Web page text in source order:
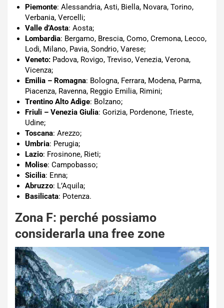
Piemonte: Alessandria, Asti, Biella, Novara, Torino,
Verbania, Vercelli;
Valle d’Aosta: Aosta;
Lombardia: Bergamo, Brescia, Como, Cremona, Lecco,
Lodi, Milano, Pavia, Sondrio, Varese;
Veneto: Padova, Rovigo, Treviso, Venezia, Verona,
Vicenza;
Emilia – Romagna: Bologna, Ferrara, Modena, Parma,
Piacenza, Ravenna, Reggio Emilia, Rimini;
Trentino Alto Adige: Bolzano;
Friuli – Venezia Giulia: Gorizia, Pordenone, Trieste,
Udine;
Toscana: Arezzo;
Umbria: Perugia;
Lazio: Frosinone, Rieti;
Molise: Campobasso;
Sicilia: Enna;
Abruzzo: L’Aquila;
Basilicata: Potenza.
Zona F: perché possiamo
considerarla una free zone